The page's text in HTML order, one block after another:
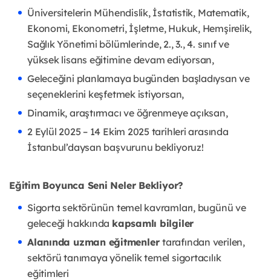
Üniversitelerin Mühendislik, İstatistik, Matematik,
Ekonomi, Ekonometri, İşletme, Hukuk, Hemşirelik,
Sağlık Yönetimi bölümlerinde, 2., 3., 4. sınıf ve
yüksek lisans eğitimine devam ediyorsan,
Geleceğini planlamaya bugünden başladıysan ve
seçeneklerini keşfetmek istiyorsan,
Dinamik, araştırmacı ve öğrenmeye açıksan,
2 Eylül 2025 – 14 Ekim 2025 tarihleri arasında
İstanbul’daysan başvurunu bekliyoruz!
Eğitim Boyunca Seni Neler Bekliyor?
Sigorta sektörünün temel kavramları, bugünü ve
geleceği hakkında kapsamlı bilgiler
Alanında uzman eğitmenlertarafından verilen,
sektörü tanımaya yönelik temel sigortacılık
eğitimleri